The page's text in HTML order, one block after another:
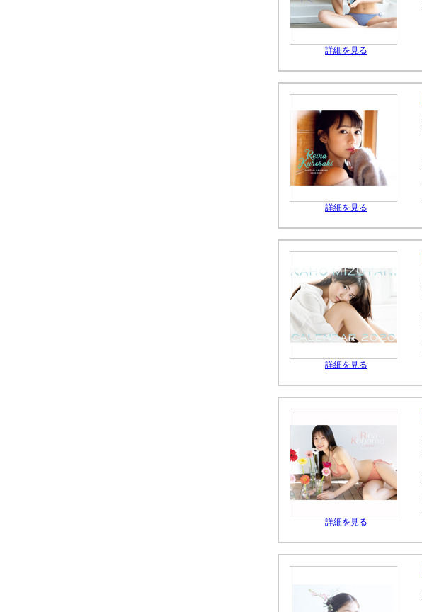
詳細を見る
詳細を見る
詳細を見る
詳細を見る